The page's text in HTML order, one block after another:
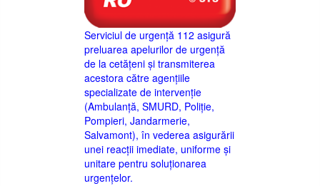
Serviciul de urgență 112 asigură
preluarea apelurilor de urgență
de la cetățeni și transmiterea
acestora către agențiile
specializate de intervenție
(Ambulanță, SMURD, Poliție,
Pompieri, Jandarmerie,
Salvamont), în vederea asigurării
unei reacții imediate, uniforme și
unitare pentru soluționarea
urgențelor.